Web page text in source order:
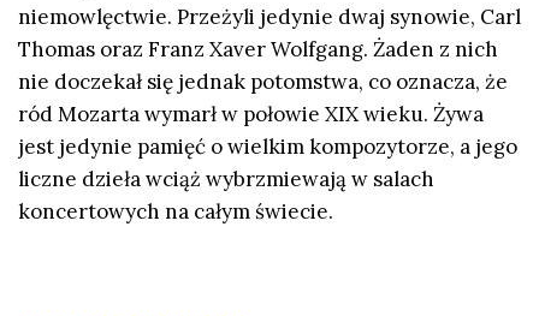
niemowlęctwie. Przeżyli jedynie dwaj synowie, Carl
Thomas oraz Franz Xaver Wolfgang. Żaden z nich
nie doczekał się jednak potomstwa, co oznacza, że
ród Mozarta wymarł w połowie XIX wieku. Żywa
jest jedynie pamięć o wielkim kompozytorze, a jego
liczne dzieła wciąż wybrzmiewają w salach
koncertowych na całym świecie.